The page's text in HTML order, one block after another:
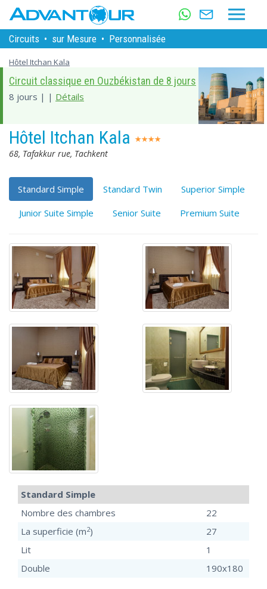
Circuits • sur Mesure • Personnalisée
Hôtel Itchan Kala
Circuit classique en Ouzbékistan de 8 jours
8 jours | | Détails
Hôtel Itchan Kala
68, Tafakkur rue, Tachkent
Standard Simple Standard Twin
Superior Simple
Junior Suite Simple
Senior Suite Premium Suite
Standard Simple
Nombre des chambres
22
La superficie (m2)
27
Lit
1
Double
190x180